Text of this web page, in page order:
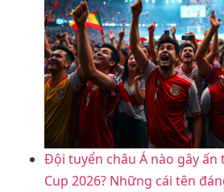
Đội tuyển châu Á nào gây
Cup 2026? Những cái tên